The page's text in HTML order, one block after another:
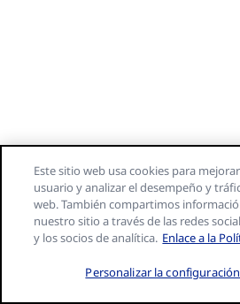
Este sitio web usa cookies para
usuario y analizar el desempeño y
web. También compartimos
nuestro sitio a través de las redes
y los socios de analítica. Enlace a la
Personalizar la